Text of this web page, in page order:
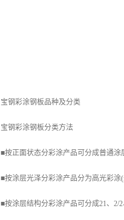
宝钢彩涂钢板品种及分类
宝钢彩涂钢板分类方法
■按正面状态分彩涂产品可分成普通
■按涂层光泽分彩涂产品分为高光彩涂
■按涂层结构分彩涂产品可分成21、2/